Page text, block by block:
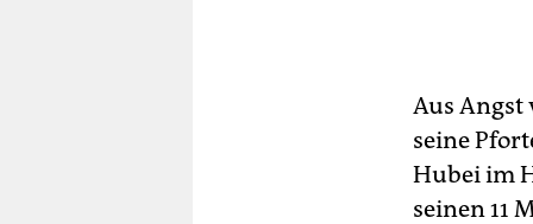
Aus Angst
seine
Hubei im
seinen 11